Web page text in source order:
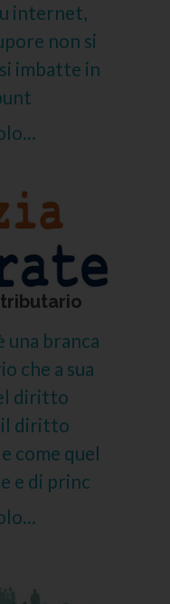
internet,
non si
imbatte in
branca
che a sua
diritto
il diritto
come quel
e di princ